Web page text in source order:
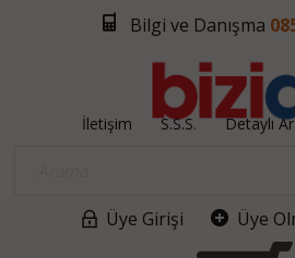
Bilgi ve Danışma
İletişim S.S.S. Detaylı
Üye Girişi Üye